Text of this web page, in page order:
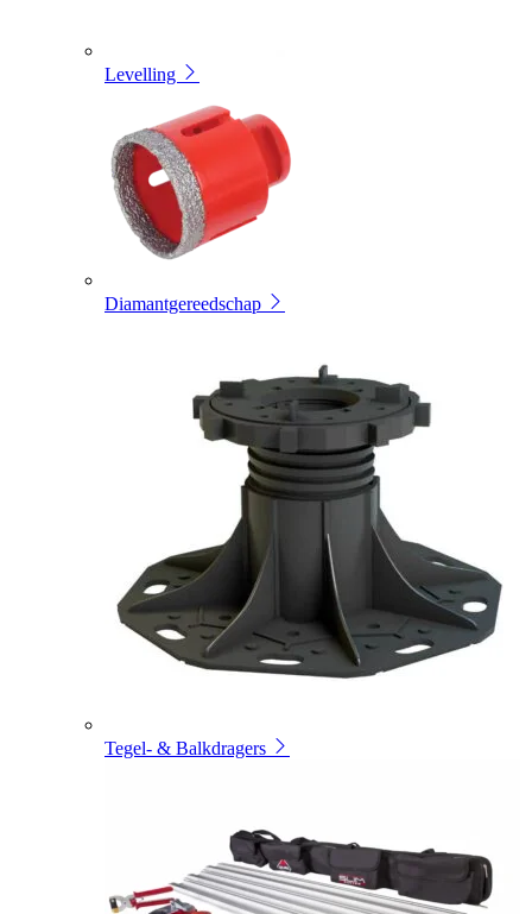
Levelling
Diamantgereedschap
Tegel- & Balkdragers